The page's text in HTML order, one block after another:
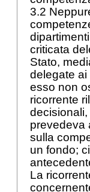
3.2
criticata
Stato,
delegate ai
esso non
ricorrente
prevedeva
sulla
un fondo;
La